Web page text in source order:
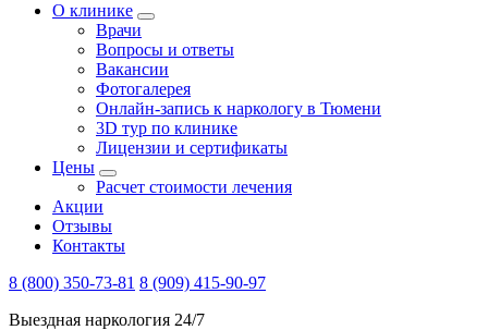
О клинике
Врачи
Вопросы и ответы
Вакансии
Фотогалерея
Онлайн-запись к наркологу в Тюмени
3D тур по клинике
Лицензии и сертификаты
Цены
Расчет стоимости лечения
Акции
Отзывы
Контакты
8 (800) 350-73-81 8 (909) 415-90-97
Выездная наркология 24/7